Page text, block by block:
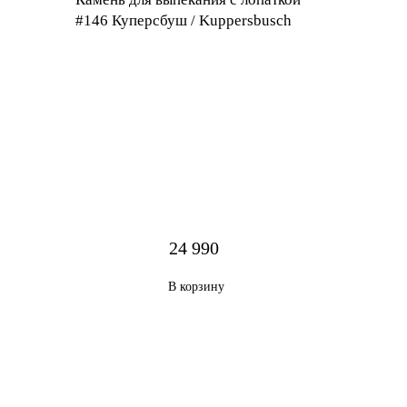
#146 Куперсбуш / Kuppersbusch
24 990
В корзину